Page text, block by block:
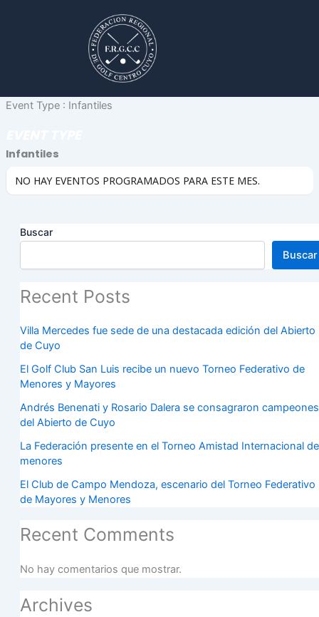
Event Type : Infantiles
Infantiles
NO HAY EVENTOS PROGRAMADOS PARA ESTE MES.
Buscar
Buscar
Recent Posts
Villa Mercedes fue sede de una destacada edición del Abierto
de Cuyo
El Golf Club San Luis recibe un nuevo Torneo Federativo de
Menores y Mayores
Andrés Benenati y Rosario Dalera se consagraron campeones
del Abierto de Cuyo
La Federación presente en el Torneo Amistad Internacional de
menores
El Club de Campo Mendoza, escenario del Torneo Federativo
de Mayores y Menores
Recent Comments
No hay comentarios que mostrar.
Archives